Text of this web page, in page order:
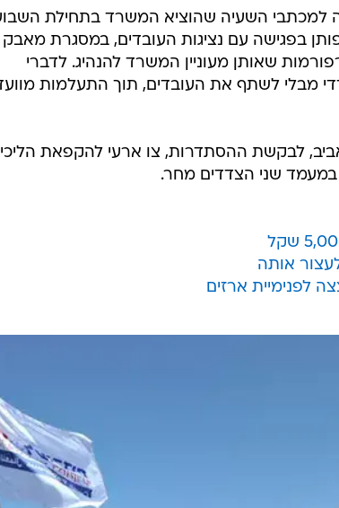
למכתבי השעיה שהוציא המשרד בתחילת
בפגישה עם נציגות העובדים, במסגרת מאבק
שאותן מעוניין המשרד להנהיג. לדברי
מבלי לשתף את העובדים, תוך התעלמות
לבקשת ההסתדרות, צו ארעי להקפאת הליכי
במעמד שני הצדדים מחר.
לפנימיית ארזים